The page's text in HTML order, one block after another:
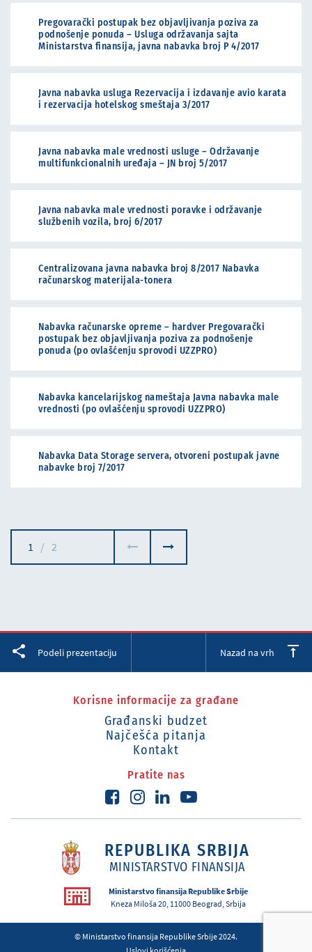
Pregovarački postupak bez objavljivanja poziva za
podnošenje ponuda – Usluga održavanja sajta
Ministarstva finansija, javna nabavka broj P 4/2017
Javna nabavka usluga Rezervacija i izdavanje avio karata
i rezervacija hotelskog smeštaja 3/2017
Javna nabavka male vrednosti usluge – Održavanje
multifunkcionalnih uređaja – JN broj 5/2017
Javna nabavka male vrednosti poravke i održavanje
službenih vozila, broj 6/2017
Centralizovana javna nabavka broj 8/2017 Nabavka
računarskog materijala-tonera
Nabavka računarske opreme – hardver Pregovarački
postupak bez objavljivanja poziva za podnošenje
ponuda (po ovlašćenju sprovodi UZZPRO)
Nabavka kancelarijskog nameštaja Javna nabavka male
vrednosti (po ovlašćenju sprovodi UZZPRO)
Nabavka Data Storage servera, otvoreni postupak javne
nabavke broj 7/2017
1 / 2
Podeli prezentaciju Nazad na vrh
Korisne informacije za građane
Građanski budzet
Najčešća pitanja
Kontakt
Pratite nas
REPUBLIKA SRBIJA
MINISTARSTVO FINANSIJA
Ministarstvo finansija Republike Srbije
Kneza Miloša 20, 11000 Beograd, Srbija
© Ministarstvo finansija Republike Srbije 2024.